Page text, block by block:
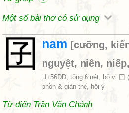
Một số bài thơ có sử dụng
囝 nam [cưỡng,
nguyệt, niên, niếp,
U+56DD, tổng 6 nét, bộ vi 囗
phồn & giản thể, hội ý
Từ điển Trần Văn Chánh